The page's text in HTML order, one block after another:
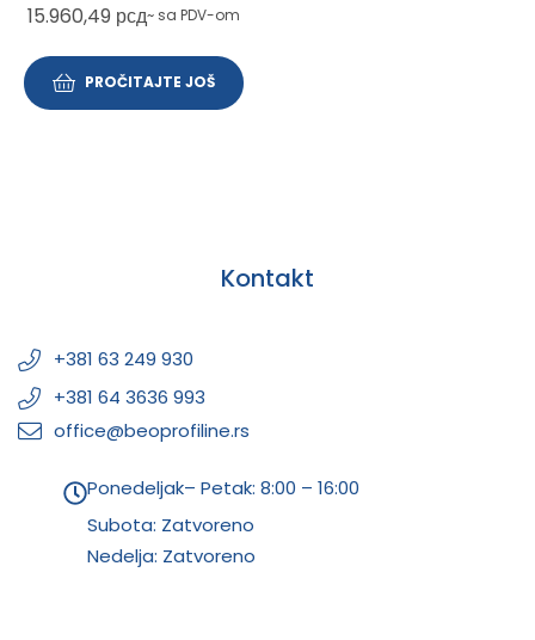
15.960,49 рсд~ sa PDV-om
PROČITAJTE JOŠ
Kontakt
+381 63 249 930
+381 64 3636 993
office@beoprofiline.rs
Ponedeljak– Petak: 8:00 – 16:00
Subota: Zatvoreno
Nedelja: Zatvoreno